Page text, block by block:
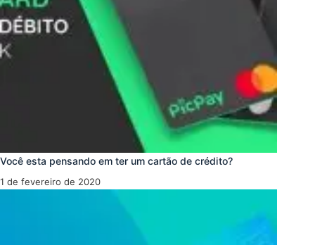
Você esta pensando em ter um cartão de crédito?
1 de fevereiro de 2020